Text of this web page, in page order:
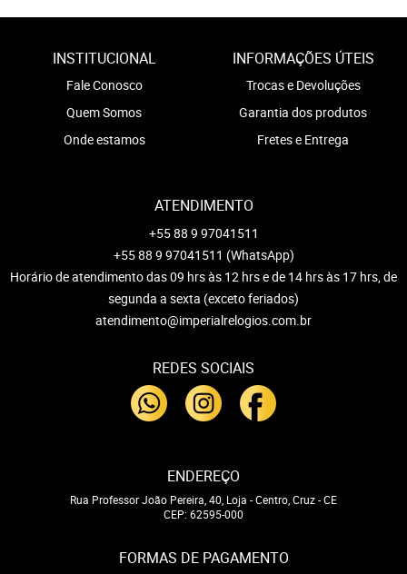
INSTITUCIONAL
Fale Conosco
Quem Somos
Onde estamos
INFORMAÇÕES ÚTEIS
Trocas e Devoluções
Garantia dos produtos
Fretes e Entrega
ATENDIMENTO
+55 88 9 97041511
+55 88 9 97041511 (WhatsApp)
Horário de atendimento das 09 hrs às 12 hrs e de 14 hrs às 17 hrs, de
segunda a sexta (exceto feriados)
atendimento@imperialrelogios.com.br
REDES SOCIAIS
ENDEREÇO
Rua Professor João Pereira, 40, Loja -Centro, Cruz-CE
CEP: 62595-000
FORMAS DE PAGAMENTO